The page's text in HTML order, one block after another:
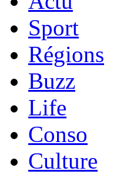
Sport
Régions
Buzz
Life
Conso
Culture